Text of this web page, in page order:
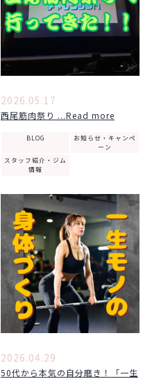
2026.05.17
西尾筋肉祭り ...Read more
BLOG
お知らせ・キャンペ
ーン
スタッフ紹介・ジム
情報
2026.04.29
50代から本気の自分磨き！「一生